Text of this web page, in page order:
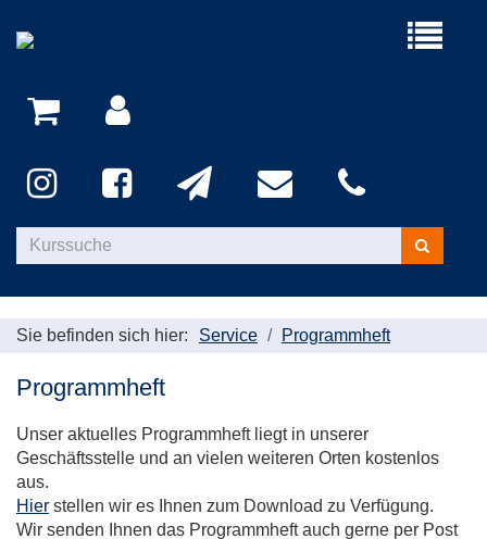
Menü
Kurse
suchen
Sie befinden sich hier: Service Programmheft
Programmheft
Unser aktuelles Programmheft liegt in unserer
Geschäftsstelle und an vielen weiteren Orten kostenlos
aus.
Hier stellen wir es Ihnen zum Download zu Verfügung.
Wir senden Ihnen das Programmheft auch gerne per Post